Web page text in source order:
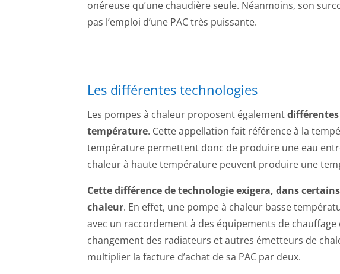
onéreuse qu’une chaudière seule. Néanmoins, son
pas l’emploi d’une PAC très puissante.
Les différentes technologies
Les pompes à chaleur proposent également
température. Cette appellation fait référence à la
température permettent donc de produire une eau
chaleur à haute température peuvent produire une
Cette différence de technologie exigera, dans
chaleur. En effet, une pompe à chaleur basse
avec un raccordement à des équipements de
changement des radiateurs et autres émetteurs de
multiplier la facture d’achat de sa PAC par deux.